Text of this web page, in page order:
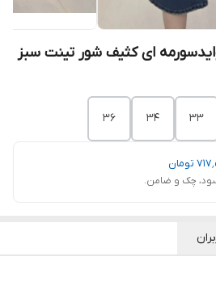
ای کثیف شور تینت سبز
33
34
36
تومان